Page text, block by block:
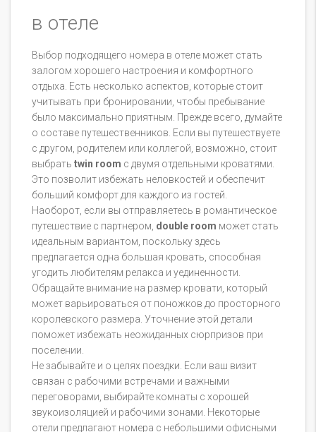
в отеле
Выбор подходящего номера в отеле может стать
залогом хорошего настроения и комфортного
отдыха. Есть несколько аспектов, которые стоит
учитывать при бронировании, чтобы пребывание
было максимально приятным. Прежде всего, думайте
о составе путешественников. Если вы путешествуете
с другом, родителем или коллегой, возможно, стоит
выбрать twin room с двумя отдельными кроватями.
Это позволит избежать неловкостей и обеспечит
больший комфорт для каждого из гостей.
Наоборот, если вы отправляетесь в романтическое
путешествие с партнером, double room может стать
идеальным вариантом, поскольку здесь
предлагается одна большая кровать, способная
угодить любителям релакса и уединенности.
Обращайте внимание на размер кровати, который
может варьироваться от поножков до просторного
королевского размера. Уточнение этой детали
поможет избежать неожиданных сюрпризов при
поселении.
Не забывайте и о целях поездки. Если ваш визит
связан с рабочими встречами и важными
переговорами, выбирайте комнаты с хорошей
звукоизоляцией и рабочими зонами. Некоторые
отели предлагают номера с небольшими офисными